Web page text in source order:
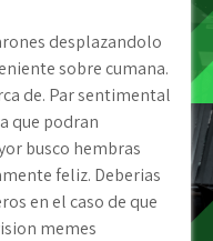
desplazandolo
sobre cumana.
de. Par sentimental
que podran
busco hembras
feliz. Deberias
en el caso de que
memes